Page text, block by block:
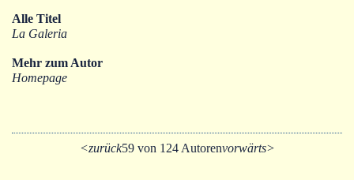
Alle Titel
La Galeria
Mehr zum Autor
Homepage
<zurück59 von 124 Autorenvorwärts>